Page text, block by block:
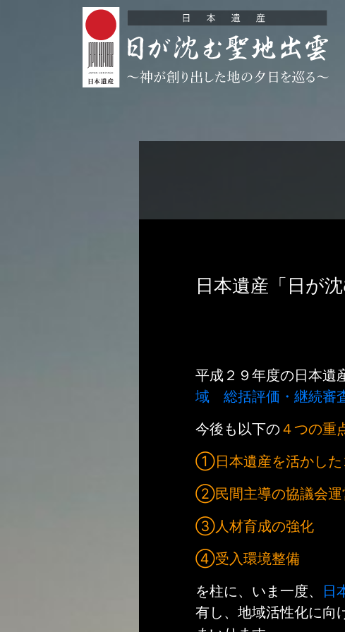
日本遺産「日が
平成２９年度の日本遺
域 総括評価・継続審
今後も以下の ４つの重
①日本遺産を活かした
②民間主導の協議会運
③人材育成の強化
④受入環境整備
を柱に、いま一度、
日
有し、地域活性化に向